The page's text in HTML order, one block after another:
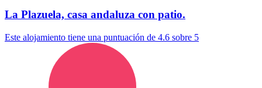
La Plazuela, casa andaluza con patio.
Este alojamiento tiene una puntuación de 4.6 sobre 5